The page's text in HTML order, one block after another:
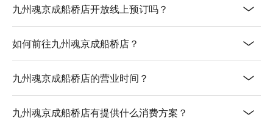
九州魂京成船桥店开放线上预订吗？
如何前往九州魂京成船桥店？
九州魂京成船桥店的营业时间？
九州魂京成船桥店有提供什么消费方案？